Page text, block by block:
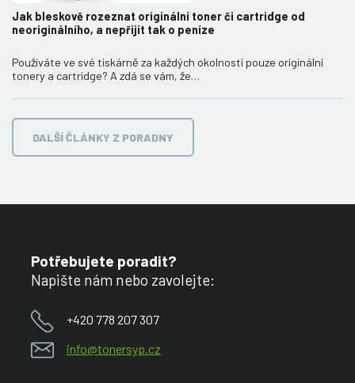
Jak bleskově rozeznat originální toner či cartridge od
neoriginálního, a nepřijít tak o peníze
Používáte ve své tiskárně za každých okolností pouze originální
tonery a cartridge? A zdá se vám, že…
DALŠÍ ČLÁNKY Z PORADNY
Potřebujete poradit?
Napište nám nebo zavolejte:
+420 778 207 307
info@tonersyp.cz